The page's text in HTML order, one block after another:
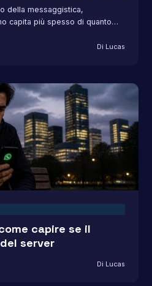
della messaggistica,
capita più spesso di quanto…
Di Lucas
capire se il
server
Di Lucas